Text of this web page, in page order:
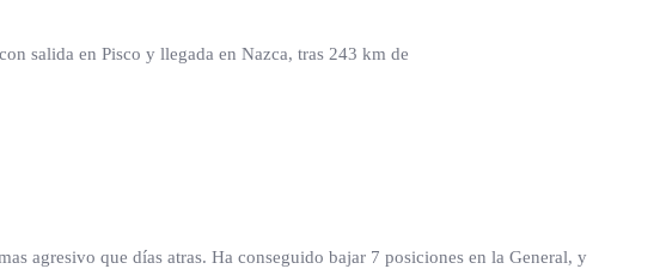
salida en Pisco y llegada en Nazca, tras 243 km de
agresivo que días atras. Ha conseguido bajar 7 posiciones en la General, y